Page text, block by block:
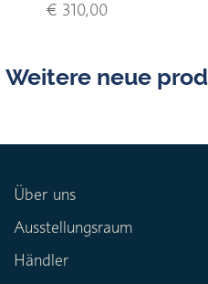
€ 310,00
Weitere neue
Über uns
Ausstellungsraum
Händler